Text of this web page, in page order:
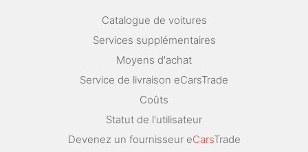
Catalogue de voitures
Services supplémentaires
Moyens d'achat
Service de livraison eCarsTrade
Coûts
Statut de l'utilisateur
Devenez un fournisseur eCarsTrade